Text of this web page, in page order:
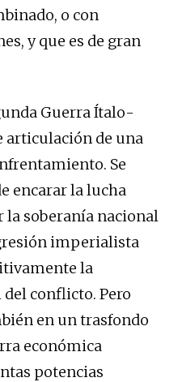
o con
y que es de gran
Guerra Ítalo-
articulación de una
Se
encarar la lucha
soberanía nacional
imperialista
la
conflicto. Pero
en un trasfondo
económica
potencias